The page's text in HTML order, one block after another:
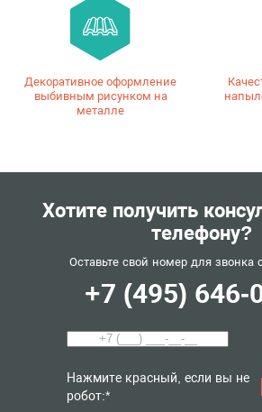
Декоративное оформление
выбивным рисунком на
металле
Хотите получить
телефону?
Оставьте свой номер для звонка
+7 (495) 646-
Нажмите красный, если вы не
робот:*